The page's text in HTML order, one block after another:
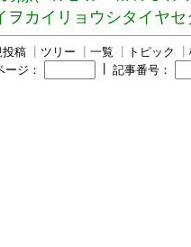
ヲカイリョウシタイヤセ
投稿 ツリー 一覧 トピック
ージ：
記事番号：